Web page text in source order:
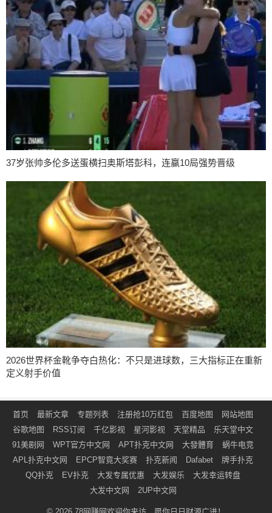
37岁张帅多伦多送蛋横扫奥斯塔彭科，连赢10局强势晋级
2026世界杯金靴争夺白热化：不只是进球数，三大指标正在重新
定义射手价值
首页 最新文章 专题列表 注册抢10万红包 百度地图
网站地图
谷歌地图
RSS订阅 千亿影视 星河影视 天堂精品
乐天堂中文
91美剧网
WPT官方中文网 APT扑克中文网 大發體育
蜗牛电竞
APL扑克中文网
EPCP智竟大奖赛 扑克新闻 Dafabet
牌手扑克
QQ扑克
EV扑克 大发专属优惠 大发娱乐
大发幸运转盘
大发中文网
2UP中文网